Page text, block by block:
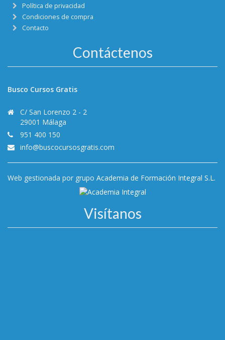
Política de privacidad
Condiciones de compra
Contacto
Contáctenos
Busco Cursos Gratis
C/ San Lorenzo 2 - 2
29001 Málaga
951 400 150
info@buscocursosgratis.com
Web gestionada por grupo Academia de Formación Integral S.L.
Visítanos